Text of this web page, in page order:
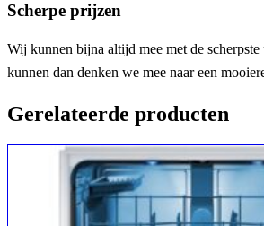
Scherpe prijzen
Wij kunnen bijna altijd mee met de
kunnen dan denken we mee naar een
Gerelateerde producten